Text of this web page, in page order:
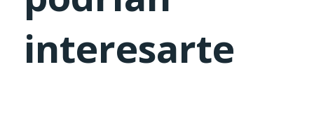
interesarte